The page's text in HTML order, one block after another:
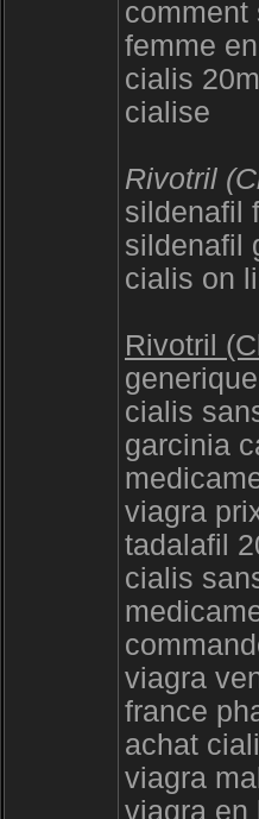
comment
femme
cialis
cialise
Rivotril
sildenafil
sildenafil
cialis on
Rivotril
cialis
garcinia
viagra
tadalafil
cialis
viagra
france
achat
viagra
viagra en